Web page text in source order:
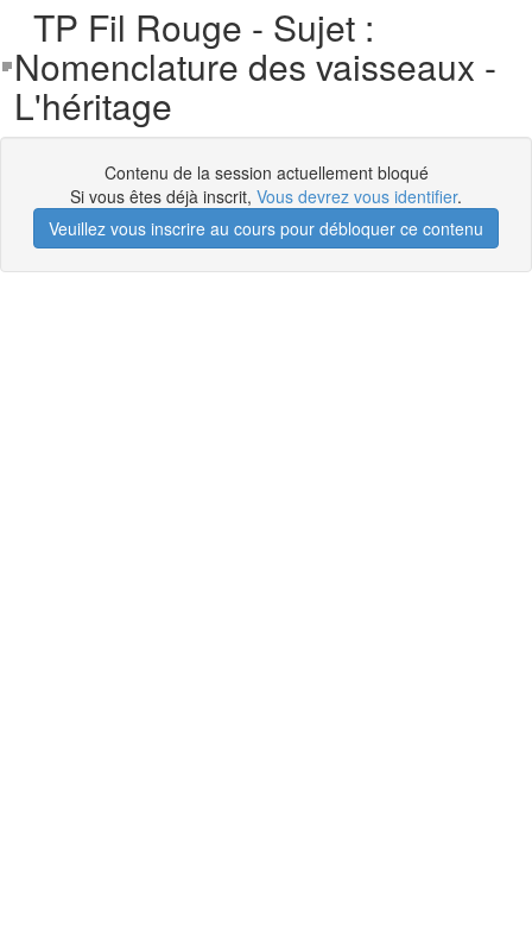
TP Fil Rouge - Sujet :
Nomenclature des vaisseaux -
L'héritage
Contenu de la session actuellement bloqué
Si vous êtes déjà inscrit, Vous devrez vous identifier.
Veuillez vous inscrire au cours pour débloquer ce contenu